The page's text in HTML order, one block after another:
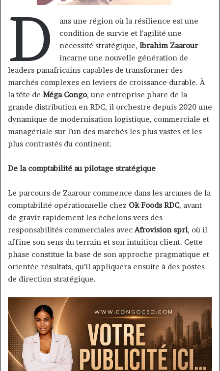
D
ans une région où la résilience est une
condition de survie et l’agilité une
nécessité stratégique, Ibrahim Zaarour
incarne une nouvelle génération de
leaders panafricains capables de transformer des
marchés complexes en leviers de croissance durable. À
la tête de Méga Congo, une entreprise phare de la
grande distribution en RDC, il orchestre depuis 2020 une
dynamique de modernisation logistique, commerciale et
managériale sur l’un des marchés les plus vastes et les
plus contrastés du continent.
De la comptabilité au pilotage stratégique
Le parcours de Zaarour commence dans les arcanes de la
comptabilité opérationnelle chez Ok Foods RDC, avant
de gravir rapidement les échelons vers des
responsabilités commerciales avec Afrovision sprl, où il
affine son sens du terrain et son intuition client. Cette
phase constitue la base de son approche pragmatique et
orientée résultats, qu’il appliquera ensuite à des postes
de direction stratégique.